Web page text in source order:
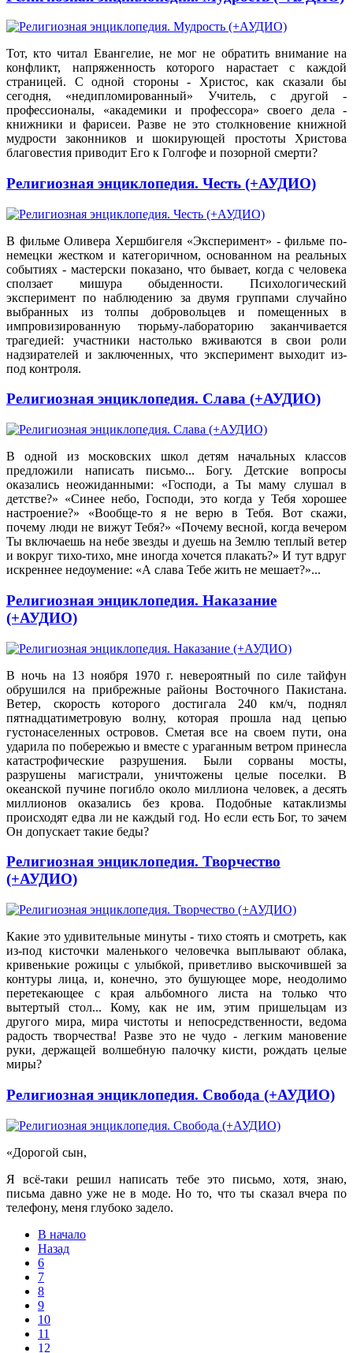
Тот, кто читал Евангелие, не мог не обратить внимание на
конфликт, напряженность которого нарастает с каждой
страницей. С одной стороны - Христос, как сказали бы
сегодня, «недипломированный» Учитель, с другой -
профессионалы, «академики и профессора» своего дела -
книжники и фарисеи. Разве не это столкновение книжной
мудрости законников и шокирующей простоты Христова
благовестия приводит Его к Голгофе и позорной смерти?
Религиозная энциклопедия. Честь (+АУДИО)
В фильме Оливера Хершбигеля «Эксперимент» - фильме по-
немецки жестком и категоричном, основанном на реальных
событиях - мастерски показано, что бывает, когда с человека
сползает мишура обыденности. Психологический
эксперимент по наблюдению за двумя группами случайно
выбранных из толпы добровольцев и помещенных в
импровизированную тюрьму-лабораторию заканчивается
трагедией: участники настолько вживаются в свои роли
надзирателей и заключенных, что эксперимент выходит из-
под контроля.
Религиозная энциклопедия. Слава (+АУДИО)
В одной из московских школ детям начальных классов
предложили написать письмо... Богу. Детские вопросы
оказались неожиданными: «Господи, а Ты маму слушал в
детстве?» «Синее небо, Господи, это когда y Тебя хорошее
настроение?» «Вообще-то я не верю в Тебя. Вот скажи,
почему люди не вижут Тебя?» «Почему весной, когда вечером
Ты включаешь на небе звезды и дуешь на Землю теплый ветер
и вокруг тихо-тихо, мне иногда хочется плакать?» И тут вдруг
искреннее недоумение: «А слава Тебе жить не мешает?»...
Религиозная энциклопедия. Наказание
(+АУДИО)
В ночь на 13 ноября 1970 г. невероятный по силе тайфун
обрушился на прибрежные районы Восточного Пакистана.
Ветер, скорость которого достигала 240 км/ч, поднял
пятнадцатиметровую волну, которая прошла над цепью
густонаселенных островов. Сметая все на своем пути, она
ударила по побережью и вместе с ураганным ветром принесла
катастрофические разрушения. Были сорваны мосты,
разрушены магистрали, уничтожены целые поселки. В
океанской пучине погибло около миллиона человек, а десять
миллионов оказались без крова. Подобные катаклизмы
происходят едва ли не каждый год. Но если есть Бог, то зачем
Он допускает такие беды?
Религиозная энциклопедия. Творчество
(+АУДИО)
Какие это удивительные минуты - тихо стоять и смотреть, как
из-под кисточки маленького человечка выплывают облака,
кривенькие рожицы с улыбкой, приветливо выскочившей за
контуры лица, и, конечно, это бушующее море, неодолимо
перетекающее с края альбомного листа на только что
вытертый стол... Кому, как не им, этим пришельцам из
другого мира, мира чистоты и непосредственности, ведома
радость творчества! Разве это не чудо - легким мановение
руки, держащей волшебную палочку кисти, рождать целые
миры?
Религиозная энциклопедия. Свобода (+АУДИО)
«Дорогой сын,
Я всё-таки решил написать тебе это письмо, хотя, знаю,
письма давно уже не в моде. Но то, что ты сказал вчера по
телефону, меня глубоко задело.
В начало
Назад
6
7
8
9
10
11
12